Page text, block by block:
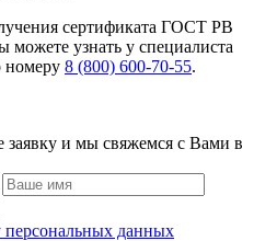
сертификата ГОСТ РВ
можете узнать у специалиста
номеру 8 (800) 600-70-55.
заявку и мы свяжемся с Вами в
персональных данных